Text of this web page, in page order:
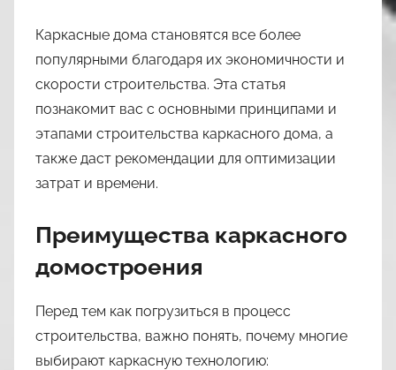
i
l
3
9
Каркасные дома становятся все более
популярными благодаря их экономичности и
скорости строительства. Эта статья
познакомит вас с основными принципами и
этапами строительства каркасного дома, а
также даст рекомендации для оптимизации
затрат и времени.
Преимущества каркасного
домостроения
Перед тем как погрузиться в процесс
строительства, важно понять, почему многие
выбирают каркасную технологию: